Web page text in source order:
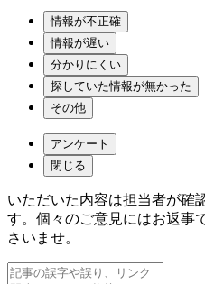
情報が不正確
情報が遅い
分かりにくい
探していた情報が無かった
その他
アンケート
閉じる
いただいた内容は担当者が確
す。個々のご意見にはお返事
さいませ。